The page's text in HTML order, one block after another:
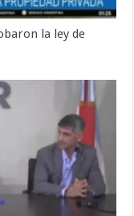
la ley de